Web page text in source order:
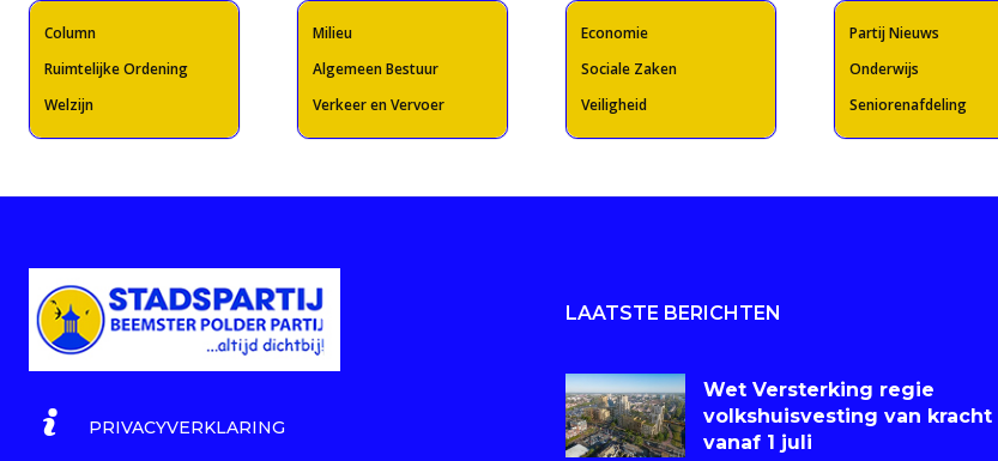
Column
Ruimtelijke Ordening
Welzijn
Milieu
Algemeen Bestuur
Verkeer en Vervoer
Economie
Sociale Zaken
Veiligheid
Partij Nieuws
Onderwijs
Seniorenafdeling
PRIVACYVERKLARING
LAATSTE BERICHTEN
Wet Versterking regie
volkshuisvesting van kracht
vanaf 1 juli